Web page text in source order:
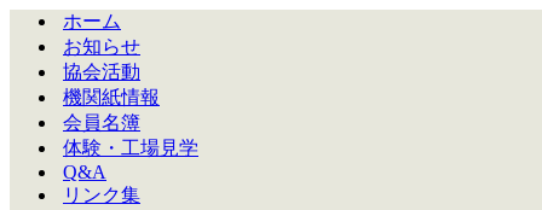
ホーム
お知らせ
協会活動
機関紙情報
会員名簿
体験・工場見学
Q&A
リンク集